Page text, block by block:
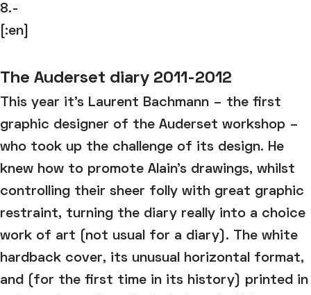
8.-
[:en]
The Auderset diary 2011-2012
This year it’s Laurent Bachmann – the first
graphic designer of the Auderset workshop –
who took up the challenge of its design. He
knew how to promote Alain’s drawings, whilst
controlling their sheer folly with great graphic
restraint, turning the diary really into a choice
work of art (not usual for a diary). The white
hardback cover, its unusual horizontal format,
and (for the first time in its history) printed in